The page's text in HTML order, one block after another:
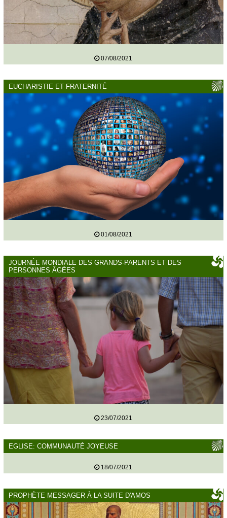
07/08/2021
EUCHARISTIE ET FRATERNITÉ
01/08/2021
JOURNÉE MONDIALE DES GRANDS-PARENTS ET DES
PERSONNES ÂGÉES
23/07/2021
EGLISE: COMMUNAUTÉ JOYEUSE
18/07/2021
PROPHÈTE MESSAGER À LA SUITE D'AMOS